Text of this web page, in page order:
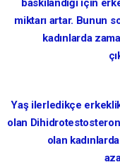
baskılandığı için
miktarı artar. Bunun
kadınlarda
Yaş ilerledikçe
olan
olan